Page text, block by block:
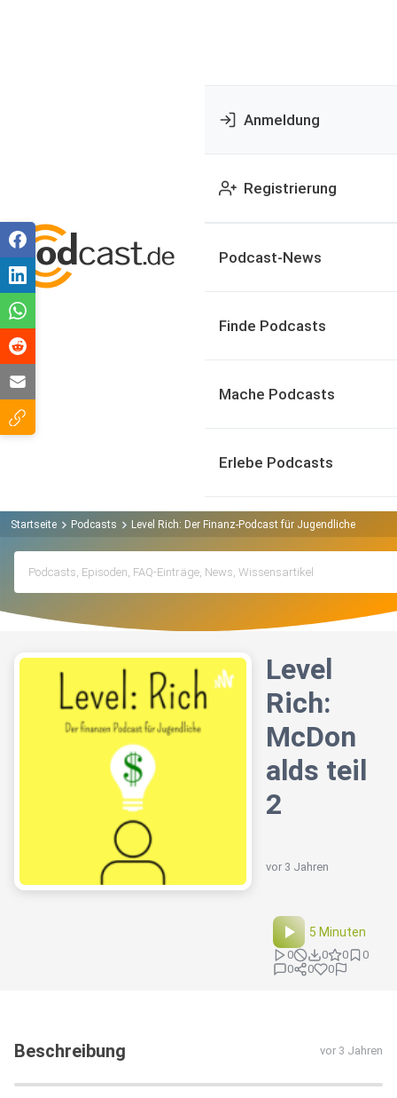
Anmeldung
Registrierung
Podcast-News
Finde Podcasts
Mache Podcasts
Erlebe Podcasts
Startseite Podcasts Level Rich: Der Finanz-Podcast für Jugendliche Podcast
Level
Rich:
McDon
alds teil
2
vor 3 Jahren
5 Minuten
0 0 0
0
0
0 0
Beschreibung vor 3 Jahren